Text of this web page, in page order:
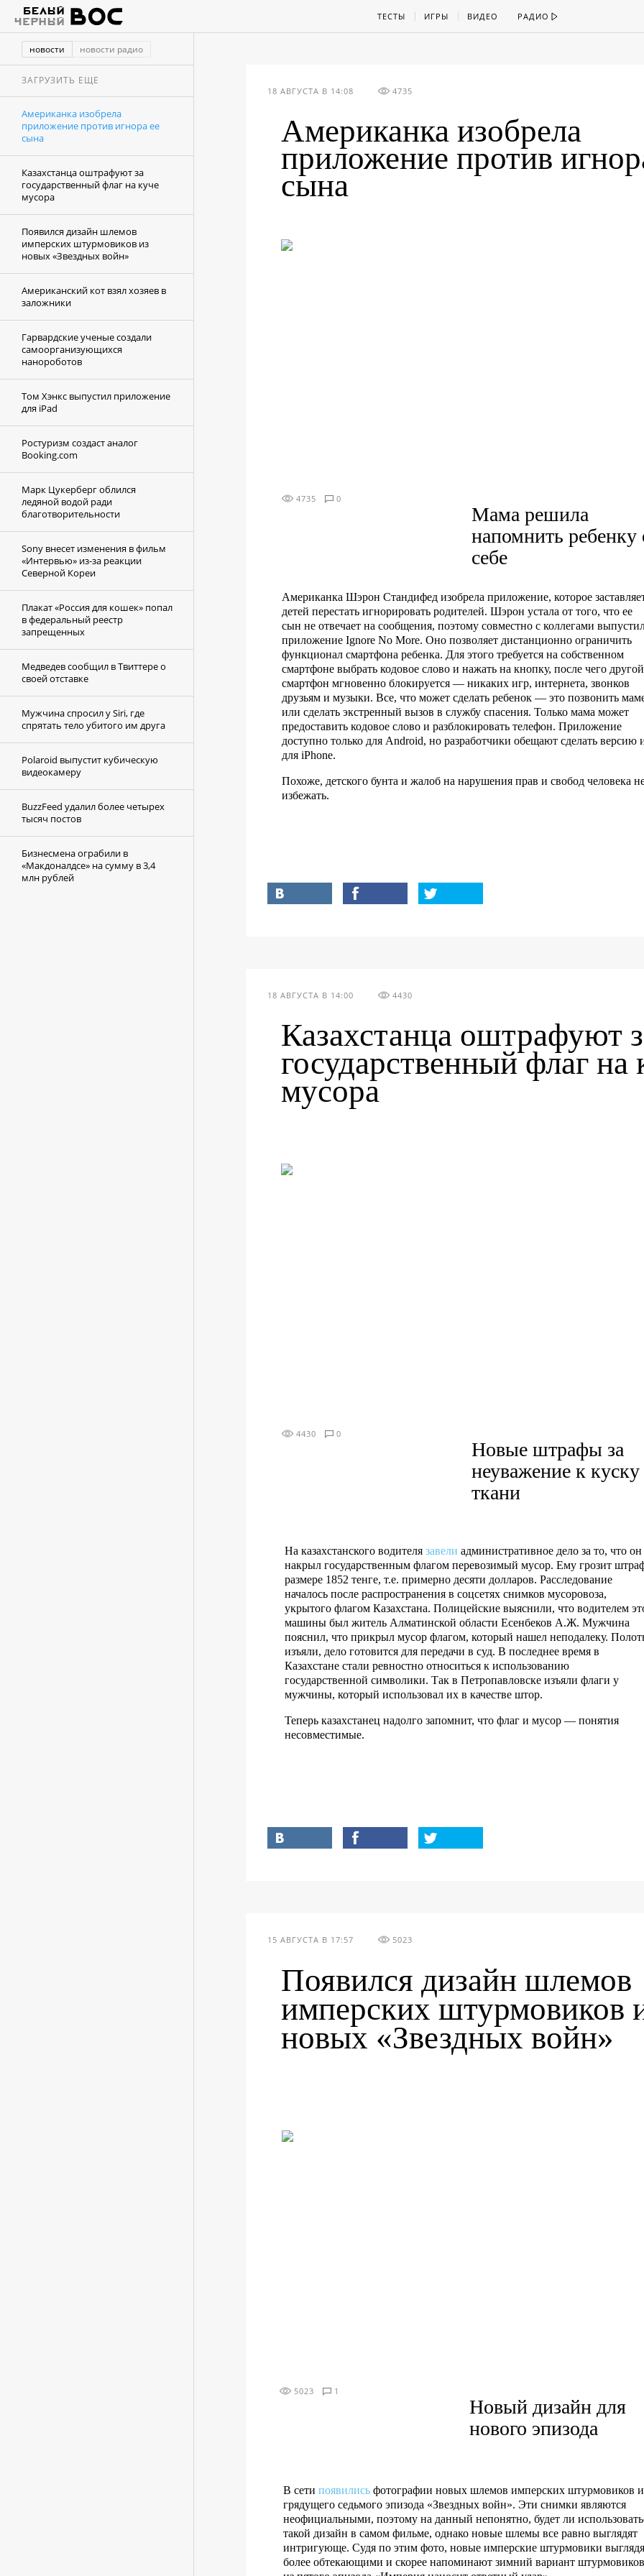
ТЕСТЫ ИГРЫ ВИДЕО РАДИО
новости новости радио
ЗАГРУЗИТЬ ЕЩЕ
Американка изобрела
приложение против игнора ее
сына
Казахстанца оштрафуют за
государственный флаг на куче
мусора
Появился дизайн шлемов
имперских штурмовиков из
новых «Звездных войн»
Американский кот взял хозяев в
заложники
Гарвардские ученые создали
самоорганизующихся
нанороботов
Том Хэнкс выпустил приложение
для iPad
Ростуризм создаст аналог
Booking.com
Марк Цукерберг облился
ледяной водой ради
благотворительности
Sony внесет изменения в фильм
«Интервью» из-за реакции
Северной Кореи
Плакат «Россия для кошек» попал
в федеральный реестр
запрещенных
Медведев сообщил в Твиттере о
своей отставке
Мужчина спросил у Siri, где
спрятать тело убитого им друга
Polaroid выпустит кубическую
видеокамеру
BuzzFeed удалил более четырех
тысяч постов
Бизнесмена ограбили в
«Макдоналдсе» на сумму в 3,4
млн рублей
18 АВГУСТА В 14:08 4735
Американка изобрела
приложение против
сына
4735 0
Мама решила
напомнить ребенку
себе
Американка Шэрон Стандифед изобрела приложение, которое
детей перестать игнорировать родителей. Шэрон устала от того, что ее
сын не отвечает на сообщения, поэтому совместно с коллегами
приложение Ignore No More. Оно позволяет дистанционно ограничить
функционал смартфона ребенка. Для этого требуется на собственном
смартфоне выбрать кодовое слово и нажать на кнопку, после чего другой
смартфон мгновенно блокируется — никаких игр, интернета, звонков
друзьям и музыки. Все, что может сделать ребенок — это позвонить
или сделать экстренный вызов в службу спасения. Только мама может
предоставить кодовое слово и разблокировать телефон. Приложение
доступно только для Android, но разработчики обещают сделать версию
для iPhone.
Похоже, детского бунта и жалоб на нарушения прав и свобод человека
избежать.
18 АВГУСТА В 14:00 4430
Казахстанца оштрафуют
государственный флаг на
мусора
4430 0
Новые штрафы за
неуважение к куску
ткани
На казахстанского водителя завели административное дело за то, что он
накрыл государственным флагом перевозимый мусор. Ему грозит
размере 1852 тенге, т.е. примерно десяти долларов. Расследование
началось после распространения в соцсетях снимков мусоровоза,
укрытого флагом Казахстана. Полицейские выяснили, что водителем
машины был житель Алматинской области Есенбеков А.Ж. Мужчина
пояснил, что прикрыл мусор флагом, который нашел неподалеку.
изъяли, дело готовится для передачи в суд. В последнее время в
Казахстане стали ревностно относиться к использованию
государственной символики. Так в Петропавловске изъяли флаги у
мужчины, который использовал их в качестве штор.
Теперь казахстанец надолго запомнит, что флаг и мусор — понятия
несовместимые.
15 АВГУСТА В 17:57 5023
Появился дизайн шлемов
имперских штурмовиков
новых «Звездных войн»
5023 1
Новый дизайн для
нового эпизода
В сети появились фотографии новых шлемов имперских штурмовиков
грядущего седьмого эпизода «Звездных войн». Эти снимки являются
неофициальными, поэтому на данный непонятно, будет ли
такой дизайн в самом фильме, однако новые шлемы все равно выглядят
интригующе. Судя по этим фото, новые имперские штурмовики
более обтекающими и скорее напоминают зимний вариант штурмовиков